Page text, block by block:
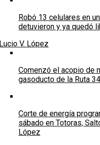
Robó 13 celulares en
detuvieron y ya quedó
Lucio V. López
Comenzó el acopio de
gasoducto de la Ruta
Corte de energía
sábado en Totoras,
López